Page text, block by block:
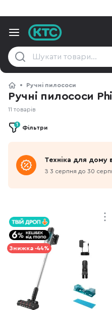
Ручні пилососи
Техніка для дому
З 3 серпня до 30
Ручні пилососи
11 товарів
Фільтри
1
Знижка -44%